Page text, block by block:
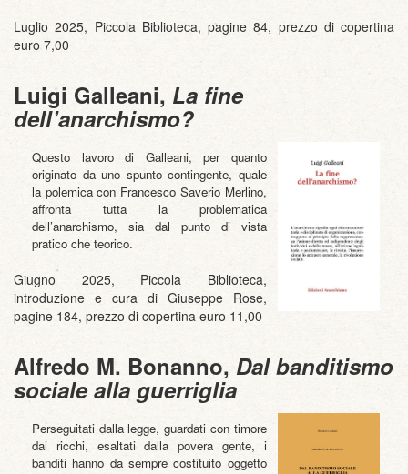
Luglio 2025, Piccola Biblioteca, pagine 84, prezzo di copertina
euro 7,00
Luigi Galleani, La fine
dell’anarchismo?
Questo lavoro di Galleani, per quanto
originato da uno spunto contingente, quale
la polemica con Francesco Saverio Merlino,
affronta tutta la problematica
dell’anarchismo, sia dal punto di vista
pratico che teorico.
Giugno 2025, Piccola Biblioteca,
introduzione e cura di Giuseppe Rose,
pagine 184, prezzo di copertina euro 11,00
Alfredo M. Bonanno, Dal banditismo
sociale alla guerriglia
Perseguitati dalla legge, guardati con timore
dai ricchi, esaltati dalla povera gente, i
banditi hanno da sempre costituito oggetto